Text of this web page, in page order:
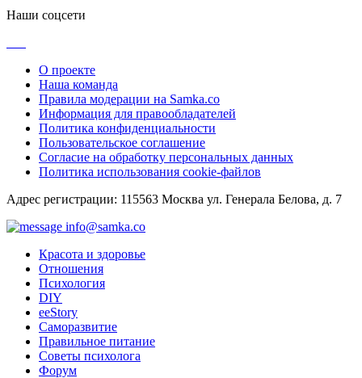
Наши соцсети
О проекте
Наша команда
Правила модерации на Samka.co
Информация для правообладателей
Политика конфиденциальности
Пользовательское соглашение
Согласие на обработку персональных данных
Политика использования cookie-файлов
Адрес регистрации: 115563 Москва ул. Генерала Белова, д. 7
info@samka.co
Красота и здоровье
Отношения
Психология
DIY
ееStory
Саморазвитие
Правильное питание
Советы психолога
Форум